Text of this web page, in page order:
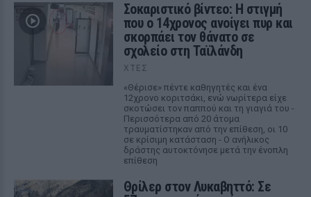
Σοκαριστικό βίντεο: Η στιγμή
που ο 14χρονος ανοίγει πυρ και
σκορπάει τον θάνατο σε
σχολείο στη Ταϊλάνδη
ΧΤΕΣ
«Θέρισε» πέντε καθηγητές και ένα
12χρονο κοριτσάκι, ενώ νωρίτερα είχε
σκοτώσει τον παππού και τη γιαγιά του -
Περισσότερα από 20 άτομα
τραυματίστηκαν από την επίθεση, οι 10
σε κρίσιμη κατάσταση - Ο ανήλικος
δράστης αυτοκτόνησε μετά την ένοπλη
επίθεση
Θρίλερ στον Λυκαβηττό: Σε